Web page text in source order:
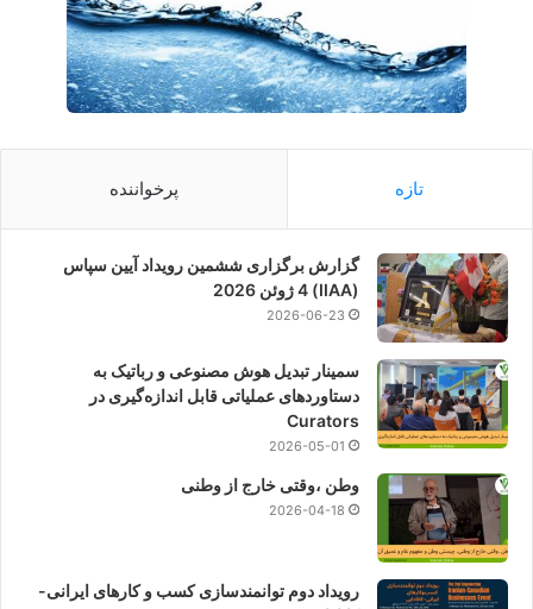
تازه پرخواننده
گزارش برگزاری ششمین رویداد آیین سپاس
(IIAA) 4 ژوئن 2026
2026-06-23
سمینار تبدیل هوش مصنوعی و رباتیک به
دستاوردهای عملیاتی قابل اندازه‌گیری در
Curators
2026-05-01
وطن ،وقتی خارج از وطنی
2026-04-18
رویداد دوم توانمندسازی کسب و کارهای ایرانی-